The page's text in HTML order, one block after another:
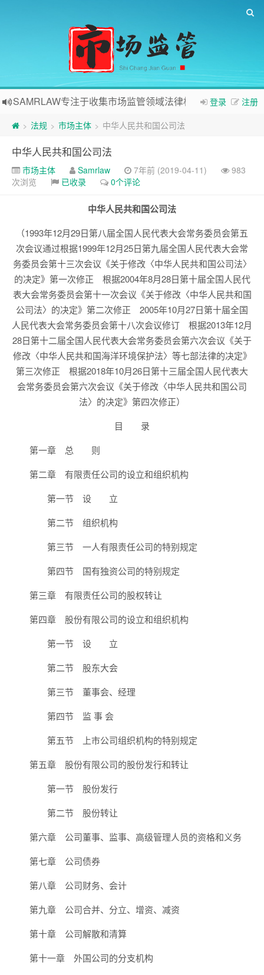
登录 注册
SAMRLAW专注于收集市场监管领域法律相关内容
> 法规 > 市场主体 > 中华人民共和国公司法
中华人民共和国公司法
市场主体 Samrlaw 7年前 (2019-04-11)
983
次浏览
已收录 0个评论
中华人民共和国公司法
（1993年12月29日第八届全国人民代表大会常务委员会第五
次会议通过根据1999年12月25日第九届全国人民代表大会常
务委员会第十三次会议《关于修改〈中华人民共和国公司法〉
的决定》第一次修正 根据2004年8月28日第十届全国人民代
表大会常务委员会第十一次会议《关于修改〈中华人民共和国
公司法〉的决定》第二次修正 2005年10月27日第十届全国
人民代表大会常务委员会第十八次会议修订 根据2013年12月
28日第十二届全国人民代表大会常务委员会第六次会议《关于
修改〈中华人民共和国海洋环境保护法〉等七部法律的决定》
第三次修正 根据2018年10月26日第十三届全国人民代表大
会常务委员会第六次会议《关于修改〈中华人民共和国公司
法〉的决定》第四次修正）
目 录
第一章 总 则
第二章 有限责任公司的设立和组织机构
第一节 设 立
第二节 组织机构
第三节 一人有限责任公司的特别规定
第四节 国有独资公司的特别规定
第三章 有限责任公司的股权转让
第四章 股份有限公司的设立和组织机构
第一节 设 立
第二节 股东大会
第三节 董事会、经理
第四节 监 事 会
第五节 上市公司组织机构的特别规定
第五章 股份有限公司的股份发行和转让
第一节 股份发行
第二节 股份转让
第六章 公司董事、监事、高级管理人员的资格和义务
第七章 公司债券
第八章 公司财务、会计
第九章 公司合并、分立、增资、减资
第十章 公司解散和清算
第十一章 外国公司的分支机构